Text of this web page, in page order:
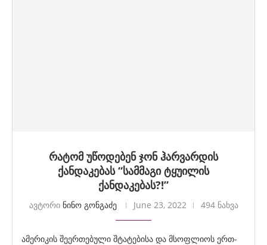
რატომ უწოდებენ ჯონ ჰარვარდის
ქანდაკებას “სამმაგი ტყუილის
ქანდაკებას?!”
ავტორი ნინო გონგაძე June 23, 2022 494 ნახვა
ამერიკის შეერთებული შტატებისა და მსოფლიოს ერთ-